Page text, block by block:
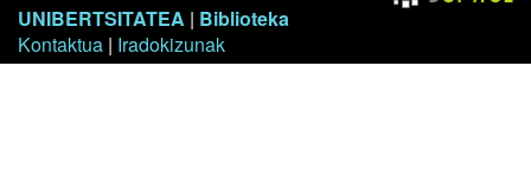
UNIBERTSITATEA | Biblioteka
Kontaktua | Iradokizunak